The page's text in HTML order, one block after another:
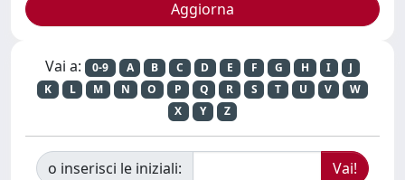
Vai a: 0-9 A B C D E F G H I
J
K
L M N O P Q R S T U V
W
X
Y Z
o inserisci le iniziali: